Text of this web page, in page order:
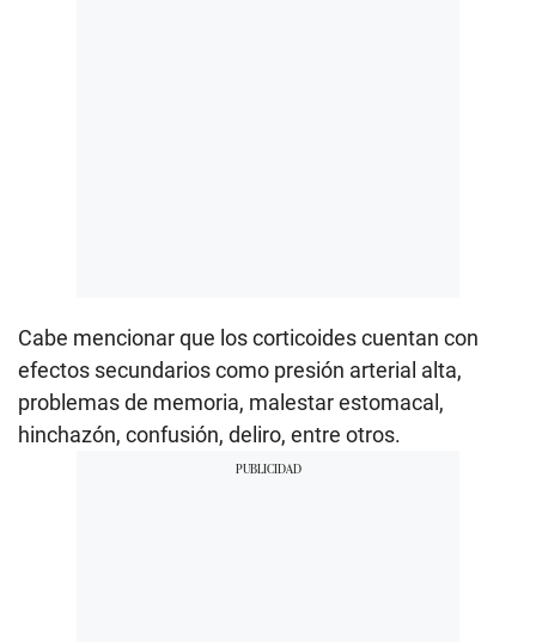
Cabe mencionar que los corticoides cuentan con
efectos secundarios como presión arterial alta,
problemas de memoria, malestar estomacal,
hinchazón, confusión, deliro, entre otros.